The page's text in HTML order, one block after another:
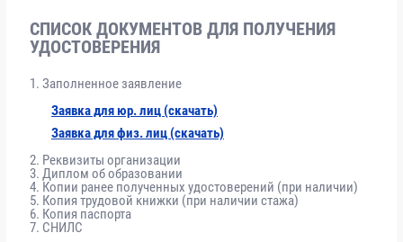
СПИСОК ДОКУМЕНТОВ ДЛЯ ПОЛУЧЕНИЯ
УДОСТОВЕРЕНИЯ
Заполненное заявление
Заявка для юр. лиц (скачать)
Заявка для физ. лиц (скачать)
Реквизиты организации
Диплом об образовании
Копии ранее полученных удостоверений (при наличии)
Копия трудовой книжки (при наличии стажа)
Копия паспорта
СНИЛС
Законодательное и
нормативное
обеспечение
строительства.
темам определяется
учебным заведением
совместно с Заказчиком
самостоятельно.
1.1.
Система
государственного